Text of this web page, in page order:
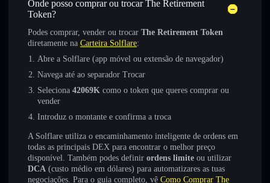
Onde posso comprar ou trocar The Retirement
Token?
Podes comprar, vender ou trocar The Retirement Token
diretamente na Carteira Solflare:
Abre a Solflare (app móvel ou extensão de navegador)
Navega até ao separador Trocar
Seleciona 42069K como o token que queres comprar ou
vender
Introduz o montante e confirma a troca
A Solflare utiliza o encaminhamento inteligente de ordens em
todas as principais DEX para encontrar o melhor preço
disponível. Também podes definir ordens limite ou utilizar
DCA (custo médio em dólares) para automatizares as tuas
negociações. Para o guia completo, vê Como Comprar The